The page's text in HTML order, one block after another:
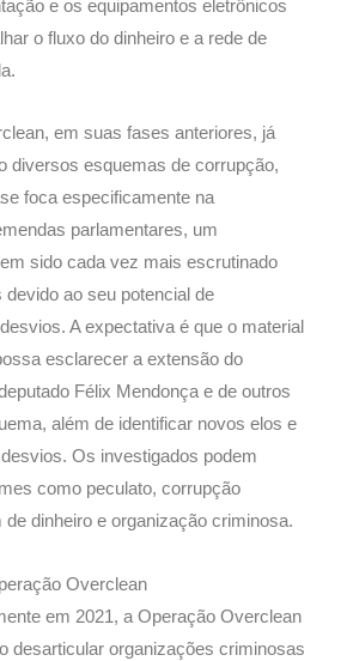
e os equipamentos eletrônicos
o fluxo do dinheiro e a rede de
em suas fases anteriores, já
diversos esquemas de corrupção,
foca especificamente na
parlamentares, um
sido cada vez mais escrutinado
devido ao seu potencial de
A expectativa é que o material
esclarecer a extensão do
Félix Mendonça e de outros
além de identificar novos elos e
Os investigados podem
como peculato, corrupção
dinheiro e organização criminosa.
Overclean
em 2021, a Operação Overclean
desarticular organizações criminosas